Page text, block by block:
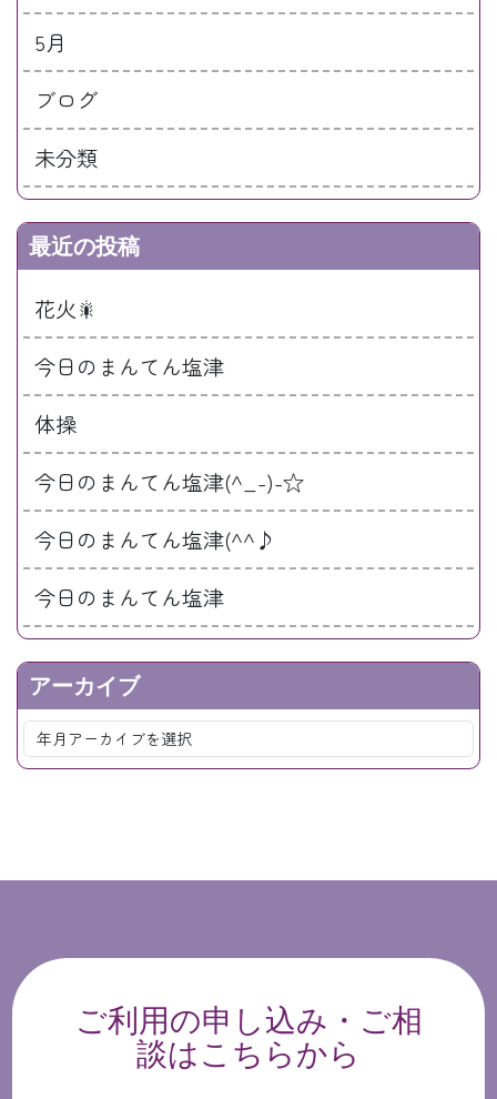
5月
ブログ
未分類
最近の投稿
花火🎇
今日のまんてん塩津
体操
今日のまんてん塩津(^_-)-☆
今日のまんてん塩津(^^♪
今日のまんてん塩津
アーカイブ
ご利用の申し込み・ご相
談はこちらから